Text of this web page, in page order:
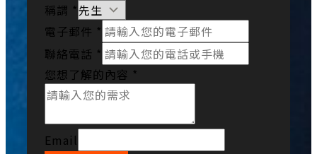
稱謂 *
電子郵件 *
聯絡電話 *
您想了解的內容 *
Email